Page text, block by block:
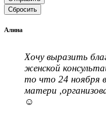
Сбросить
Алина
Хочу выразить
женской
то что 24 ноября
матери
☺️